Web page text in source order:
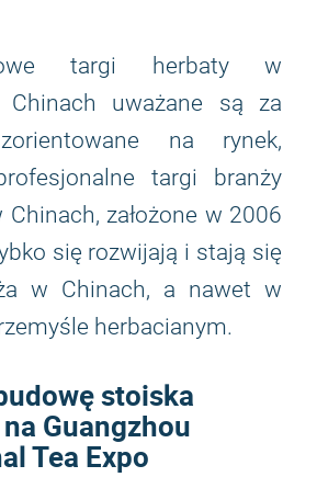
targi herbaty w
Chinach uważane są za
na rynek,
targi branży
Chinach, założone w 2006
się rozwijają i stają się
w Chinach, a nawet w
herbacianym.
stoiska
Guangzhou
Tea Expo